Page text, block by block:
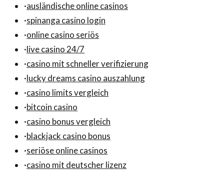
·ausländische online casinos
·spinanga casino login
·online casino seriös
·live casino 24/7
·casino mit schneller verifizierung
·lucky dreams casino auszahlung
·casino limits vergleich
·bitcoin casino
·casino bonus vergleich
·blackjack casino bonus
·seriöse online casinos
·casino mit deutscher lizenz